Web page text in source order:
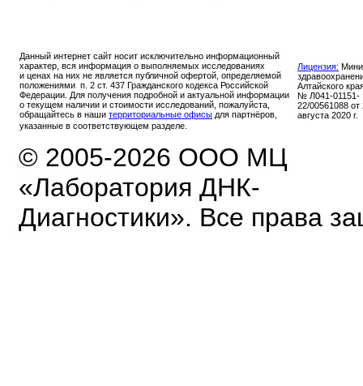
Данный интернет сайт носит исключительно информационный
характер, вся информация о выполняемых исследованиях
и ценах на них не является публичной офертой, определяемой
положениями п. 2 ст. 437 Гражданского кодекса Российской
Федерации. Для получения подробной и актуальной информации
о текущем наличии и стоимости исследований, пожалуйста,
обращайтесь в наши территориальные офисы для партнёров,
указанные в соответствующем разделе.
Лицензия:
Алтайского
№ Л041-01151-
22/00561088 от
августа 2020 г.
© 2005-2026 ООО МЦ
«Лаборатория ДНК-
Диагностики». Все права